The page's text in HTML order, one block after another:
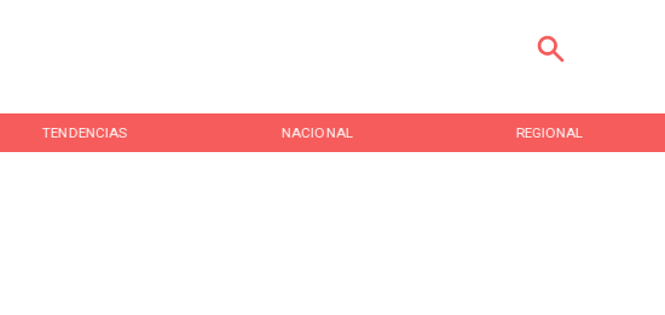
TENDENCIAS NACIONAL REGIONAL